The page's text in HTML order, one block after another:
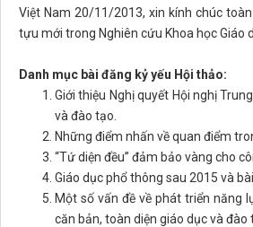
Việt Nam 20/11/2013, xin kính chúc
tựu mới trong Nghiên cứu Khoa học Giáo
Danh mục bài đăng kỷ yếu Hội thảo:
Giới thiệu Nghị quyết Hội nghị
và đào tạo.
Những điểm nhấn về quan điểm
“Tứ diện đều” đảm bảo vàng cho
Giáo dục phổ thông sau 2015 và
Một số vấn đề về phát triển năng
căn bản, toàn diện giáo dục và đào